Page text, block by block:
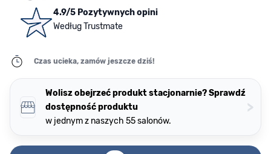
4.9/5 Pozytywnych opini
Według Trustmate
Czas ucieka, zamów jeszcze dziś!
Wolisz obejrzeć produkt stacjonarnie? Sprawdź
dostępność produktu
w jednym z naszych 55 salonów.
>